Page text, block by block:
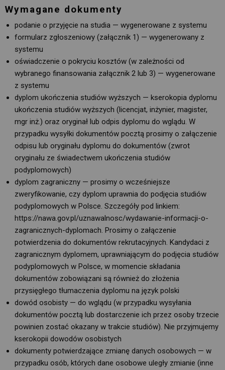
Wymagane dokumenty
podanie o przyjęcie na studia — wygenerowane z systemu
formularz zgłoszeniowy (załącznik 1) — wygenerowany z
systemu
oświadczenie o pokryciu kosztów (w zależności od
wybranego finansowania załącznik 2 lub 3) — wygenerowane
z systemu
dyplom ukończenia studiów wyższych — kserokopia dyplomu
ukończenia studiów wyższych (licencjat, inżynier, magister,
mgr inż.) oraz oryginał lub odpis dyplomu do wglądu. W
przypadku wysyłki dokumentów pocztą prosimy o załączenie
odpisu lub oryginału dyplomu do dokumentów (zwrot
oryginału ze świadectwem ukończenia studiów
podyplomowych)
dyplom zagraniczny — prosimy o wcześniejsze
zweryfikowanie, czy dyplom uprawnia do podjęcia studiów
podyplomowych w Polsce. Szczegóły pod linkiem:
https://nawa.gov.pl/uznawalnosc/wydawanie-informacji-o-
zagranicznych-dyplomach. Prosimy o załączenie
potwierdzenia do dokumentów rekrutacyjnych. Kandydaci z
zagranicznym dyplomem, uprawniającym do podjęcia studiów
podyplomowych w Polsce, w momencie składania
dokumentów zobowiązani są również do złożenia
przysięgłego tłumaczenia dyplomu na język polski
dowód osobisty — do wglądu (w przypadku wysyłania
dokumentów pocztą lub dostarczenie ich przez osoby trzecie
powinien zostać okazany w trakcie studiów). Nie przyjmujemy
kserokopii dowodów osobistych
dokumenty potwierdzające zmianę danych osobowych — w
przypadku osób, których dane osobowe uległy zmianie (inne